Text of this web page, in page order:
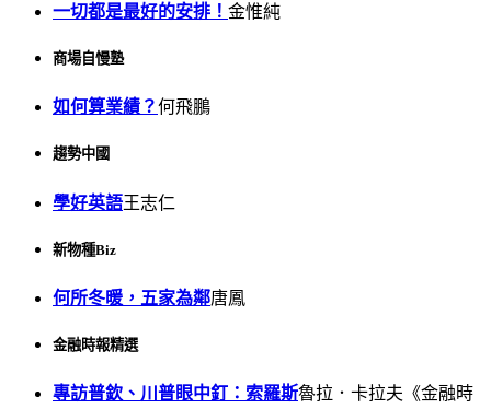
一切都是最好的安排！ 金惟純
商場自慢塾
如何算業績？何飛鵬
趨勢中國
學好英語王志仁
新物種Biz
何所冬暖，五家為鄰唐鳳
金融時報精選
專訪普欽、川普眼中釘：索羅斯魯拉．卡拉夫《金融時